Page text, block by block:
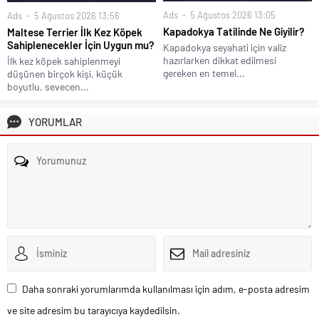
Ads 5 Ağustos 2026 13:56
Maltese Terrier İlk Kez Köpek
Sahiplenecekler İçin Uygun mu?
İlk kez köpek sahiplenmeyi
düşünen birçok kişi, küçük
boyutlu, sevecen...
Ads 5 Ağustos 2026 13:05
Kapadokya Tatilinde Ne Giyilir?
Kapadokya seyahati için valiz
hazırlarken dikkat edilmesi
gereken en temel...
YORUMLAR
Daha sonraki yorumlarımda kullanılması için adım, e-posta adresim
ve site adresim bu tarayıcıya kaydedilsin.